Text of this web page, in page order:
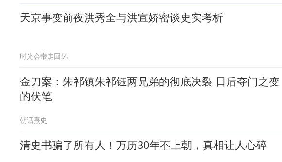
天京事变前夜洪秀全与洪宣娇密谈史实考析
时光会带走回忆
金刀案：朱祁镇朱祁钰两兄弟的彻底决裂 日后夺门之变
的伏笔
朝话熹史
清史书骗了所有人！万历30年不上朝，真相让人心碎